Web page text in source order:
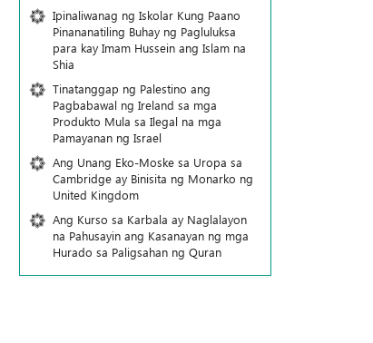
Ipinaliwanag ng Iskolar Kung Paano
Pinananatiling Buhay ng Pagluluksa
para kay Imam Hussein ang Islam na
Shia
Tinatanggap ng Palestino ang
Pagbabawal ng Ireland sa mga
Produkto Mula sa Ilegal na mga
Pamayanan ng Israel
Ang Unang Eko-Moske sa Uropa sa
Cambridge ay Binisita ng Monarko ng
United Kingdom
Ang Kurso sa Karbala ay Naglalayon
na Pahusayin ang Kasanayan ng mga
Hurado sa Paligsahan ng Quran